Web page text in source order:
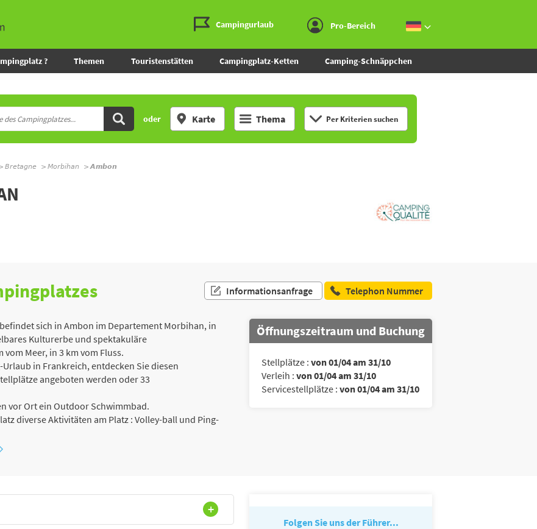
Campingurlaub Pro-Bereich
? Themen Touristenstätten Campingplatz-Ketten Camping-Schnäppchen
oder Karte Thema Per Kriterien suchen
Bretagne Morbihan Ambon
Informationsanfrage Telephon Nummer
befindet sich in Ambon im Departement Morbihan, in
Kulturerbe und spektakuläre
Meer, in 3 km vom Fluss.
in Frankreich, entdecken Sie diesen
angeboten werden oder 33
vor Ort ein Outdoor Schwimmbad.
diverse Aktivitäten am Platz : Volley-ball und Ping-
Öffnungszeitraum und Buchung
Stellplätze : von 01/04 am 31/10
Verleih : von 01/04 am 31/10
Servicestellplätze : von 01/04 am 31/10
Folgen Sie uns der Führer...